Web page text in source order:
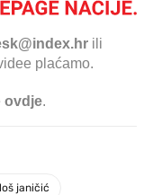
ili
plaćamo.
ovdje.
janičić